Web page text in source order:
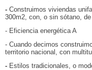
- Construimos viviendas
300m2, con, o sin sótano,
- Eficiencia energética A
- Cuando decimos
territorio nacional, con
- Estilos tradicionales, o